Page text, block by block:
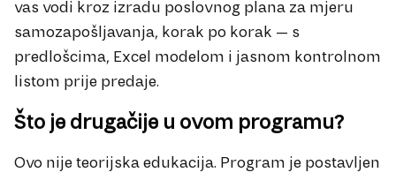
vas vodi kroz izradu poslovnog plana za mjeru
samozapošljavanja, korak po korak — s
predlošcima, Excel modelom i jasnom kontrolnom
listom prije predaje.
Što je drugačije u ovom programu?
Ovo nije teorijska edukacija. Program je postavljen